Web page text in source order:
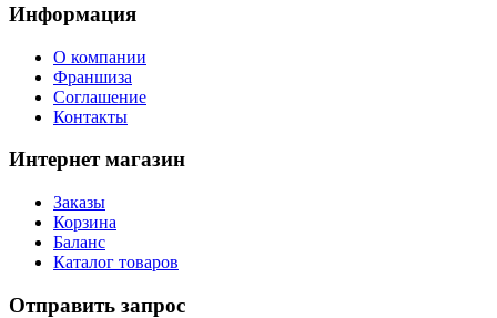
Информация
О компании
Франшиза
Соглашение
Контакты
Интернет магазин
Заказы
Корзина
Баланс
Каталог товаров
Отправить запрос